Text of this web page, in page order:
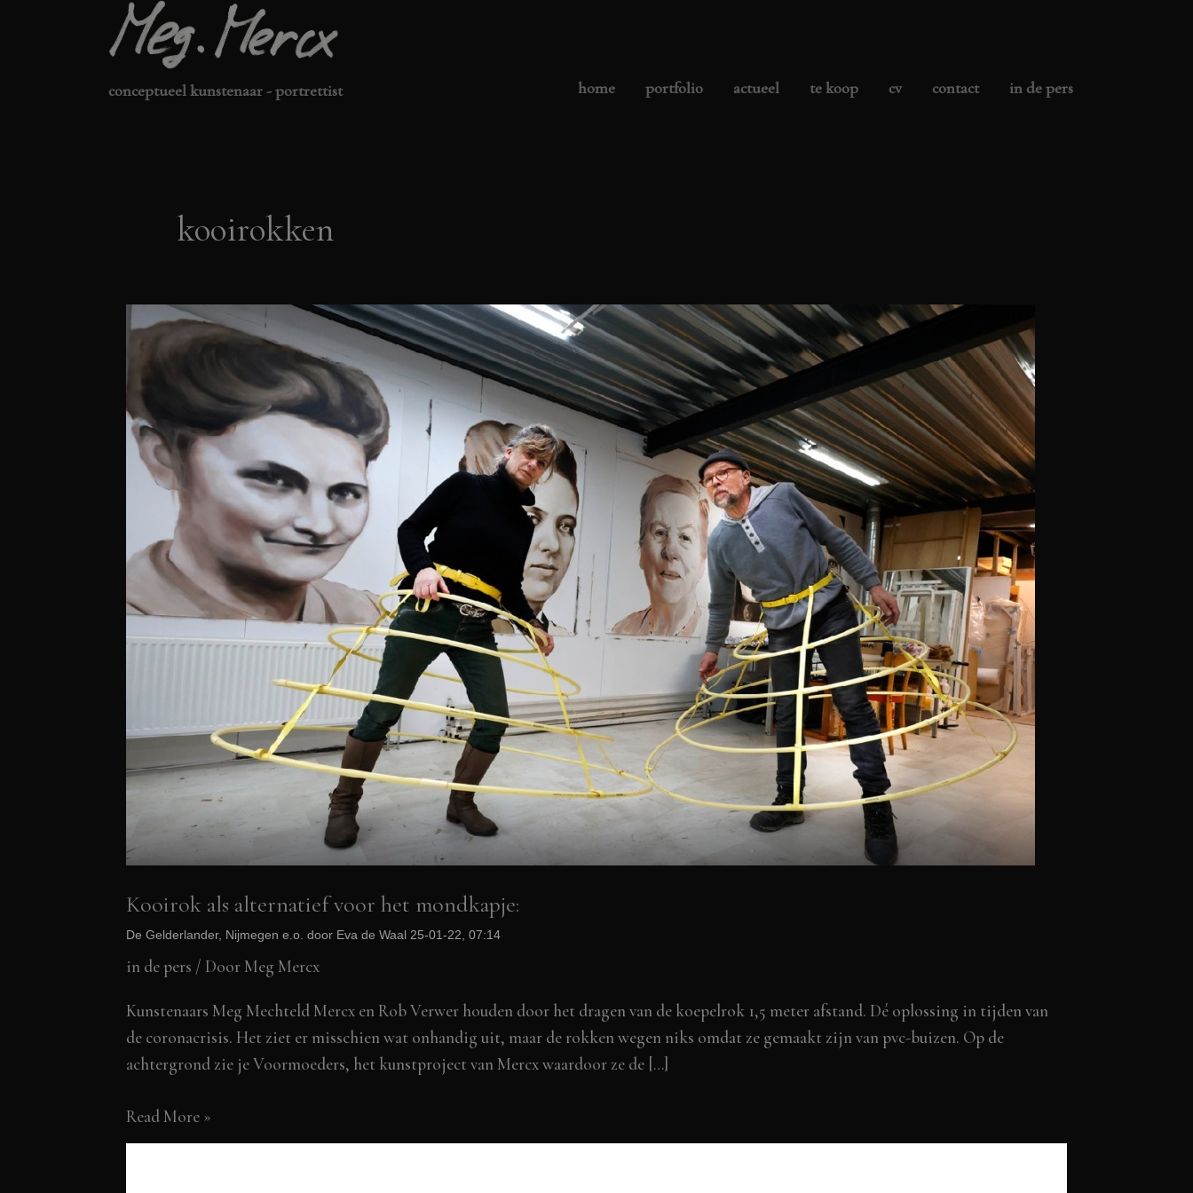
conceptueel kunstenaar - portrettist home portfolio actueel te koop cv contact in de pers
kooirokken
Kooirok als alternatief voor het mondkapje:
De Gelderlander, Nijmegen e.o. door Eva de Waal 25-01-22, 07:14
in de pers / Door Meg Mercx
Kunstenaars Meg Mechteld Mercx en Rob Verwer houden door het dragen van de koepelrok 1,5 meter afstand. Dé oplossing in tijden van
de coronacrisis. Het ziet er misschien wat onhandig uit, maar de rokken wegen niks omdat ze gemaakt zijn van pvc-buizen. Op de
achtergrond zie je Voormoeders, het kunstproject van Mercx waardoor ze de […]
Kooirok
als
Read More »